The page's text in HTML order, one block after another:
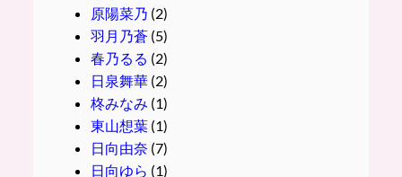
原陽菜乃 (2)
羽月乃蒼(5)
春乃るる (2)
日泉舞華(2)
柊みなみ (1)
東山想葉(1)
日向由奈 (7)
日向ゆら (1)